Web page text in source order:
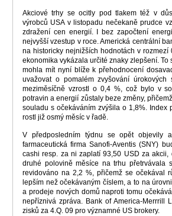
Akciové trhy se ocitly pod tlakem též v
výrobců USA v listopadu nečekaně prudce
zdražení cen energií. I bez započtení
nejvyšší vzestup v roce. Americká centrální
na historicky nejnižších hodnotách v
ekonomika vykázala určité znaky zlepšení.
mohla mít nyní blíže k přehodnocení
uvažovat o pomalém zvyšování
meziměsíčně vzrostl o 0,4 %, což bylo v
potravin a energií zůstaly beze změny,
souladu s očekáváním zvýšila o 1,8%. Index
rostl již osmý měsíc v řadě.
V předposledním týdnu se opět objevily
farmaceutická firma Sanofi-Aventis (SNY)
cashi resp. za ni zaplatí 93,50 USD za
druhé polovině měsíce na trhu přetrvávala
revidováno na 2,2 %, přičemž se očekával
lepším než očekávaným číslem, a to na
a prodeje nových domů naproti tomu
nepříznivá zpráva. Bank of America-Merrrill
zisků za 4.Q. 09 pro významné US brokery.